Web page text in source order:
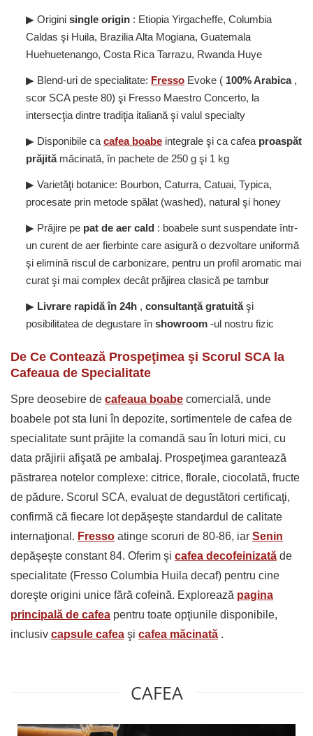
▶ Origini single origin : Etiopia Yirgacheffe, Columbia
Caldas şi Huila, Brazilia Alta Mogiana, Guatemala
Huehuetenango, Costa Rica Tarrazu, Rwanda Huye
▶ Blend-uri de specialitate: Fresso Evoke ( 100% Arabica,
scor SCA peste 80) şi Fresso Maestro Concerto, la
intersecţia dintre tradiţia italiană şi valul specialty
▶ Disponibile cacafea boabe integrale şi ca cafea proaspăt
prăjitămăcinată, în pachete de 250 g şi 1 kg
▶ Varietăţi botanice: Bourbon, Caturra, Catuai, Typica,
procesate prin metode spălat (washed), natural şi honey
▶ Prăjire pe pat de aer cald : boabele sunt suspendate într-
un curent de aer fierbinte care asigură o dezvoltare uniformă
şi elimină riscul de carbonizare, pentru un profil aromatic mai
curat şi mai complex decât prăjirea clasică pe tambur
▶ Livrare rapidă în 24h , consultanţă gratuităşi
posibilitatea de degustare în showroom -ul nostru fizic
De Ce Contează Prospeţimea şi Scorul SCA la
Cafeaua de Specialitate
Spre deosebire de cafeaua boabe comercială, unde
boabele pot sta luni în depozite, sortimentele de cafea de
specialitate sunt prăjite la comandă sau în loturi mici, cu
data prăjirii afişată pe ambalaj. Prospeţimea garantează
păstrarea notelor complexe: citrice, florale, ciocolată, fructe
de pădure. Scorul SCA, evaluat de degustători certificaţi,
confirmă că fiecare lot depăşeşte standardul de calitate
internaţional. Fresso atinge scoruri de 80-86, iar Senin
depăşeşte constant 84. Oferim şi cafea decofeinizată de
specialitate (Fresso Columbia Huila decaf) pentru cine
doreşte origini unice fără cofeină. Explorează pagina
principală de cafea pentru toate opţiunile disponibile,
inclusiv capsule cafea şi cafea măcinată .
CAFEA